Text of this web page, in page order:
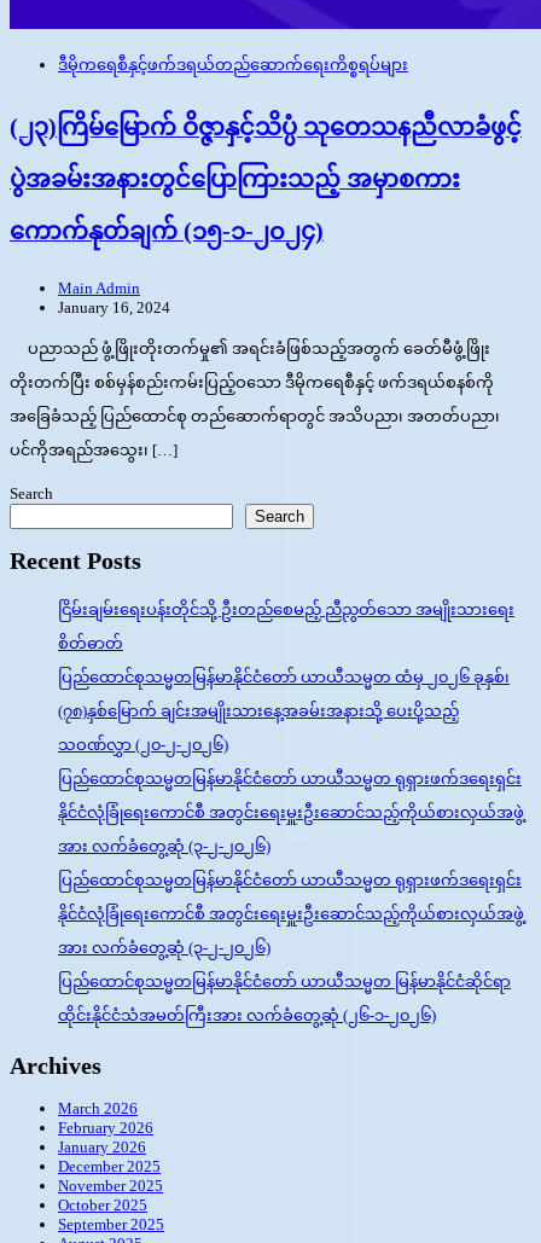
ဒီမိုကရေစီနှင့်ဖက်ဒရယ်တည်ဆောက်‌ရေးကိစ္စရပ်များ
(၂၃)ကြိမ်မြောက် ဝိဇ္ဇာနှင့်သိပ္ပံ သုတေသနညီလာခံဖွင့်
ပွဲအခမ်းအနားတွင်ပြောကြားသည့် အမှာစကား
ကောက်နုတ်ချက် (၁၅-၁-၂၀၂၄)
Main Admin
January 16, 2024
ပညာသည် ဖွံ့ဖြိုးတိုးတက်မှု၏ အရင်းခံဖြစ်သည့်အတွက် ခေတ်မီဖွံ့ဖြိုး
တိုးတက်ပြီး စစ်မှန်စည်းကမ်းပြည့်ဝသော ဒီမိုကရေစီနှင့် ဖက်ဒရယ်စနစ်ကို
အခြေခံသည့် ပြည်ထောင်စု တည်ဆောက်ရာတွင် အသိပညာ၊ အတတ်ပညာ၊
ပင်ကိုအရည်အသွေး၊ […]
Search
Search
Recent Posts
ငြိမ်းချမ်းရေးပန်းတိုင်သို့ ဦးတည်စေမည့် ညီညွတ်သော အမျိုးသားရေး
စိတ်ဓာတ်
ပြည်ထောင်စုသမ္မတမြန်မာနိုင်ငံတော် ယာယီသမ္မတ ထံမှ ၂၀၂၆ ခုနှစ်၊
(၇၈)နှစ်မြောက် ချင်းအမျိုးသားနေ့အခမ်းအနားသို့ ပေးပို့သည့်
သဝဏ်လွှာ (၂၀-၂-၂၀၂၆)
ပြည်ထောင်စုသမ္မတမြန်မာနိုင်ငံတော် ယာယီသမ္မတ ရုရှားဖက်ဒရေးရှင်း
နိုင်ငံလုံခြုံရေးကောင်စီ အတွင်းရေးမှူးဦးဆောင်သည့်ကိုယ်စားလှယ်အဖွဲ့
အား လက်ခံတွေ့ဆုံ (၃-၂-၂၀၂၆)
ပြည်ထောင်စုသမ္မတမြန်မာနိုင်ငံတော် ယာယီသမ္မတ ရုရှားဖက်ဒရေးရှင်း
နိုင်ငံလုံခြုံရေးကောင်စီ အတွင်းရေးမှူးဦးဆောင်သည့်ကိုယ်စားလှယ်အဖွဲ့
အား လက်ခံတွေ့ဆုံ (၃-၂-၂၀၂၆)
ပြည်ထောင်စုသမ္မတမြန်မာနိုင်ငံတော် ယာယီသမ္မတ မြန်မာနိုင်ငံဆိုင်ရာ
ထိုင်းနိုင်ငံသံအမတ်ကြီးအား လက်ခံတွေ့ဆုံ (၂၆-၁-၂၀၂၆)
Archives
March 2026
February 2026
January 2026
December 2025
November 2025
October 2025
September 2025